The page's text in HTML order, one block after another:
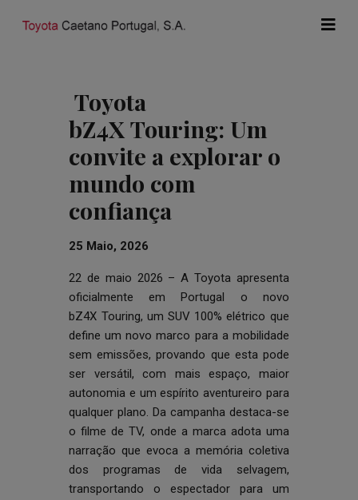
Toyota
bZ4X Touring: Um
convite a explorar o
mundo com
confiança
25 Maio, 2026
22 de maio 2026 – A Toyota apresenta
oficialmente em Portugal o novo
bZ4X Touring, um SUV 100% elétrico que
define um novo marco para a mobilidade
sem emissões, provando que esta pode
ser versátil, com mais espaço, maior
autonomia e um espírito aventureiro para
qualquer plano. Da campanha destaca-se
ofilme de TV, onde a marca adota uma
narração que evoca a memória coletiva
dos programas de vida selvagem,
transportando o espectador para um